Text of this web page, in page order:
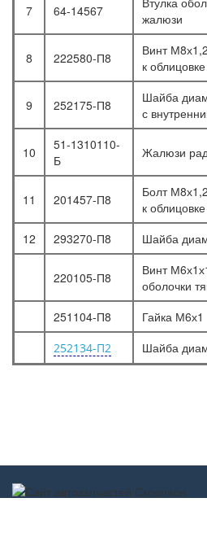
7 64-14567
жалюзи
8 222580-П8
Винт
к
9 252175-П8
Шайба
с
10
51-1310110-
Б
Жалюзи
11 201457-П8
Болт
к
12
293270-П8 Шайба
220105-П8
Винт
оболочки
251104-П8
Гайка М6х1
252134-П2 Шайба